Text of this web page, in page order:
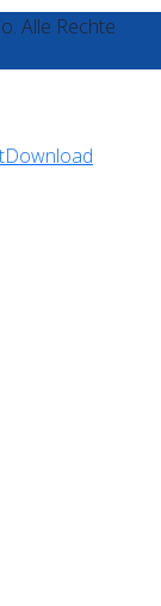
Alle Rechte
Download